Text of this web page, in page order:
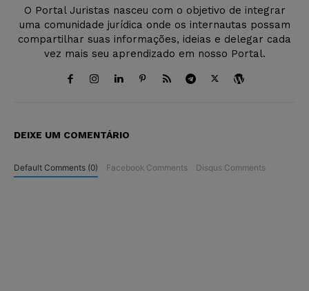
O Portal Juristas nasceu com o objetivo de integrar
uma comunidade jurídica onde os internautas possam
compartilhar suas informações, ideias e delegar cada
vez mais seu aprendizado em nosso Portal.
DEIXE UM COMENTÁRIO
Default Comments (0) Facebook Comments Disqus Comments